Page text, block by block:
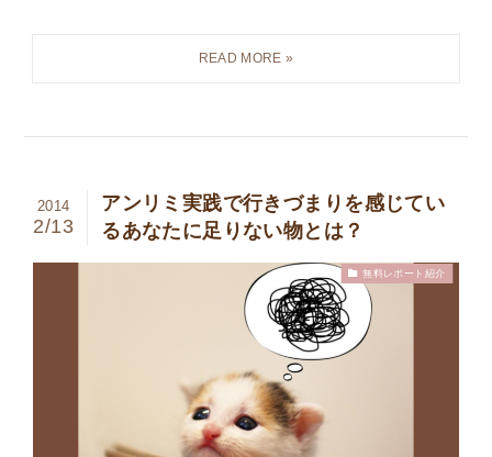
アンリミ実践で行きづまりを感じてい
るあなたに足りない物とは？
2014
2/13
無料レポート紹介